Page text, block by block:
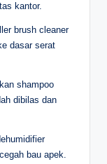
kantor.
brush cleaner
dasar serat
shampoo
dibilas dan
bau apek.